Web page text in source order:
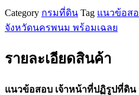
จังหวัด
อุทัยธานี
Category กรมที่ดิน Tag แนวข้อส
จังหวัดนครพนม พร้อมเฉลย
รายละเอียดสินค้า
แนวข้อสอบ เจ้าหน้าที่ปฏิรูปที่ดิ